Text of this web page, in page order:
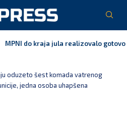
MPNI do kraja jula realizovalo
oduzeto šest komada vatrenog
jedna osoba uhapšena